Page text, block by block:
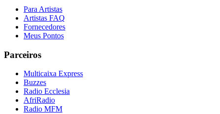
Para Artistas
Artistas FAQ
Fornecedores
Meus Pontos
Parceiros
Multicaixa Express
Buzzes
Radio Ecclesia
AfriRadio
Radio MFM